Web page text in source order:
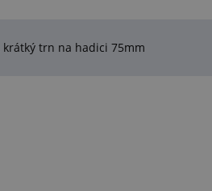
krátký trn na hadici 75mm